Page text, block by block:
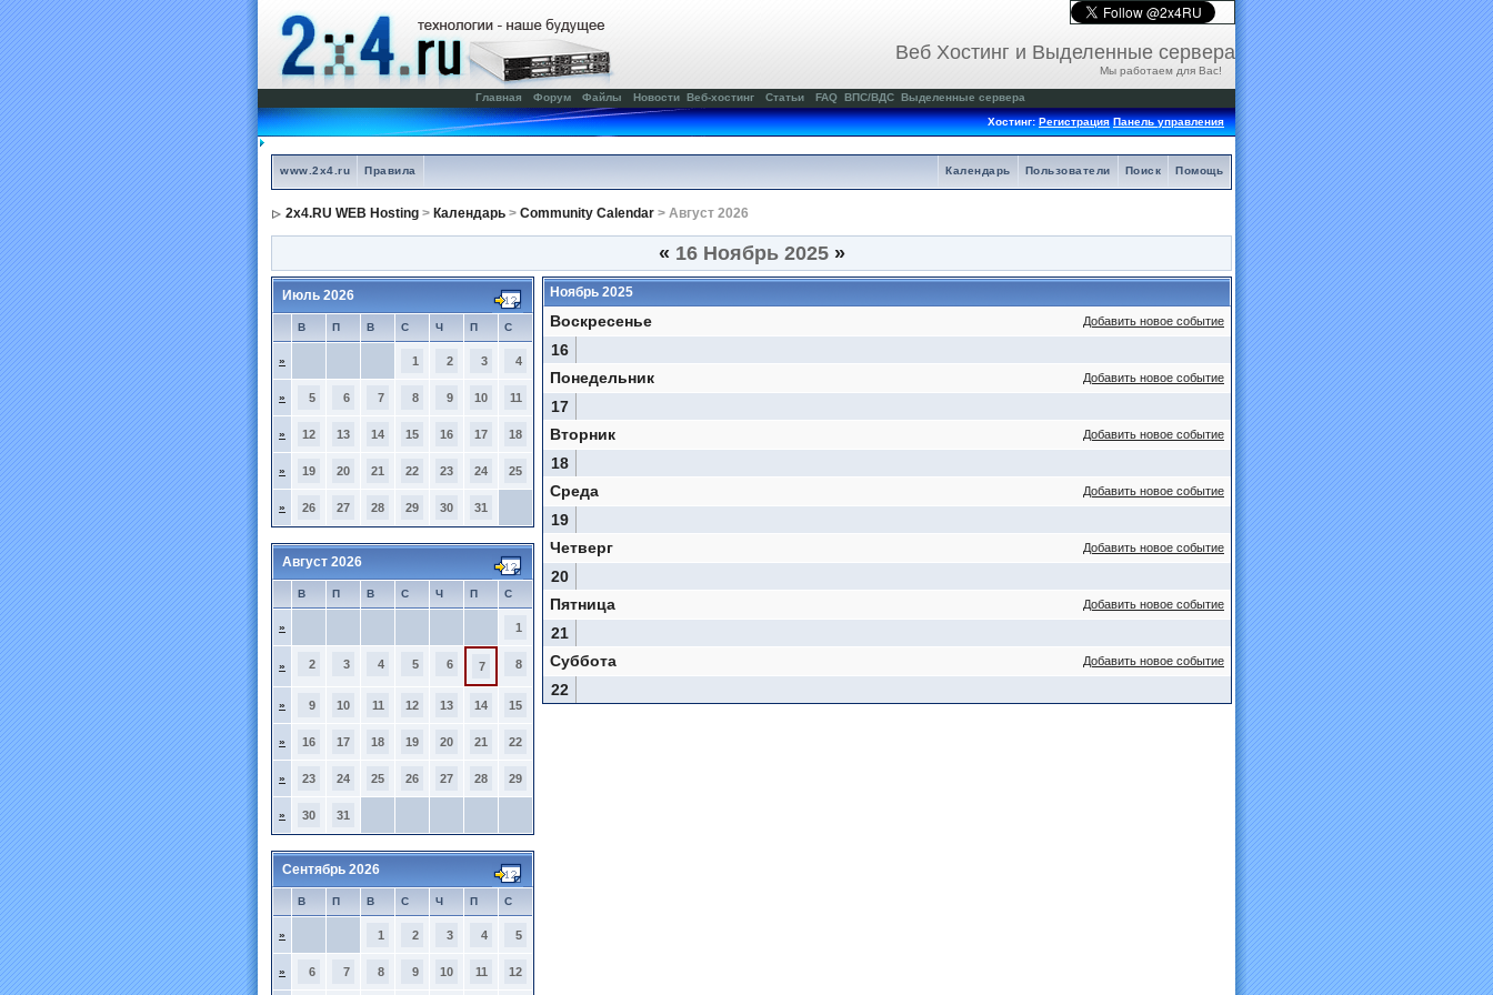
Веб Хостинг и Выделенные сервера
Мы работаем для Вас!
Главная Форум Файлы Новости Веб-хостинг Статьи FAQ ВПС/ВДС Выделенные сервера
Хостинг:Регистрация Панель управления
www.2x4.ru Правила Помощь
Поиск
Пользователи
Календарь
2x4.RU WEB Hosting > Календарь > Community Calendar > Август 2026
« 16 Ноябрь 2025 »
Июль 2026
В П В С Ч П С
» 1 2 3 4
» 5 6 7 8 9 10 11
» 12 13 14 15 16 17 18
» 19 20 21 22 23 24 25
» 26 27 28 29 30 31
Август 2026
В П В С Ч П С
» 1
» 2 3 4 5 6 7 8
» 9 10 11 12 13 14 15
» 16 17 18 19 20 21 22
» 23 24 25 26 27 28 29
» 30 31
Сентябрь 2026
В П В С Ч П С
» 1 2 3 4 5
» 6 7 8 9 10 11 12
Ноябрь 2025
Добавить новое событие
Воскресенье
16
Добавить новое событие
Понедельник
17
Добавить новое событие
Вторник
18
Добавить новое событие
Среда
19
Добавить новое событие
Четверг
20
Добавить новое событие
Пятница
21
Добавить новое событие
Суббота
22